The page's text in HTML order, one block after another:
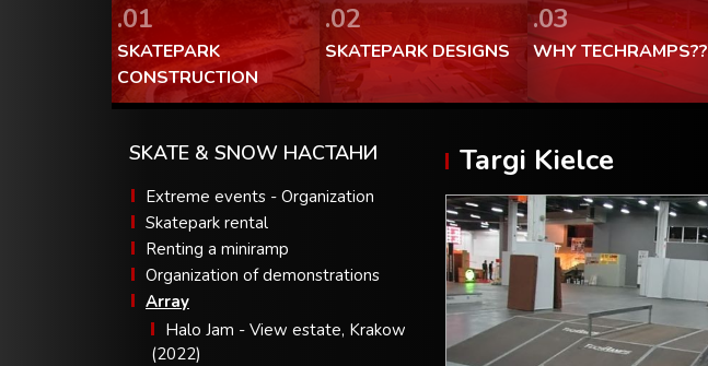
.01
SKATEPARK
CONSTRUCTION
.02
SKATEPARK DESIGNS
.03
WHY TECHRAMPS??
SKATE & SNOW НАСТАНИ
Extreme events - Organization
Skatepark rental
Renting a miniramp
Organization of demonstrations
Array
Halo Jam - View estate, Krakow
(2022)
Targi Kielce